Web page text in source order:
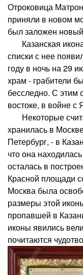
Отроковица
приняли в новом
был заложен
Казанская икона
списки с нее
году в ночь на 29
храм - грабители
бесследно. С этим
востоке, в войне с
Некоторые
хранилась в
Петербург, - в
что она
осталась в
Красной площади
Москва была
размеры этой
пропавшей в
иконы явились
почитаются